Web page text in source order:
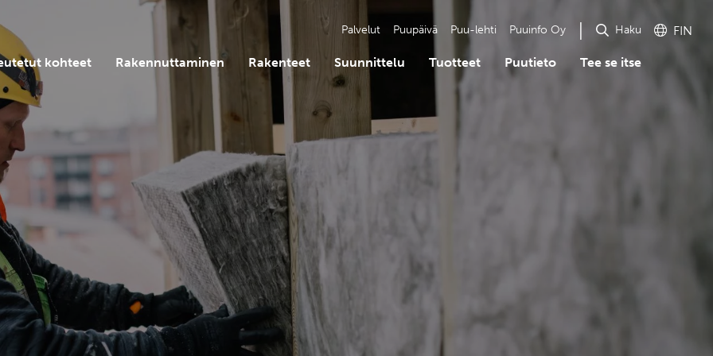
Palvelut Puupäivä Puu-lehti Puuinfo Oy Haku FIN
kohteet Rakennuttaminen Rakenteet Suunnittelu Tuotteet Puutieto Tee se itse